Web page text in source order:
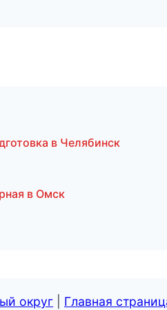
в Челябинск
в Омск
округ Главная